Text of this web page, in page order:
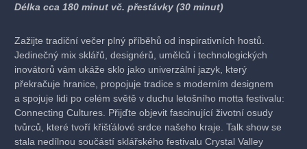
Délka cca 180 minut vč. přestávky (30 minut)
Zažijte tradiční večer plný příběhů od inspirativních hostů.
Jedinečný mix sklářů, designérů, umělců i technologických
inovátorů vám ukáže sklo jako univerzální jazyk, který
překračuje hranice, propojuje tradice s moderním designem
a spojuje lidi po celém světě v duchu letošního motta festivalu:
Connecting Cultures. Přijďte objevit fascinující životní osudy
tvůrců, které tvoří křišťálové srdce našeho kraje. Talk show se
stala nedílnou součástí sklářského festivalu Crystal Valley